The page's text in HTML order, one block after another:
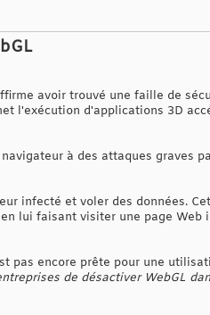
avoir trouvé une faille de
l'exécution d'applications 3D
à des attaques graves
infecté et voler des données.
lui faisant visiter une page Web
pas encore prête pour une
de désactiver WebGL